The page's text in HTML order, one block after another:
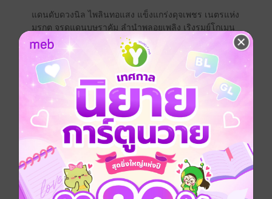
แดนดับดวงนิล ไพลินทอแสง แข็งแกร่งดุจเพชร เนตรแห่ง
มรกต จรดแดนบุษราคัม ลำนำพลอยเพลิง เริงรมย์โกเมน
อัญมณีทั้งเจ็ดใกล้ถูกหลอมรวมเป็นหนึ่งอีกครั้งเพื่อคืนให้แก่
เจ้าของแท้จริง
อาร์วิธฝ่าฟันอุปสรรคในฐานะภาชนะรองรับลูกแก้วเจ็ด
ธาตุและทายาทจันทราเงินมาจนเกือบสุดเส้นทาง
บทสรุปแห่งการเดินทางอันยาวไกลจะจบลงเช่นไร หาก
เมื่อเฟธิเซียหมดสิ้นหน้าที่ธิดาแห่งโชคชะตาและกลับมา
ทาร์ทะรัส เธอจะมีโอกาสได้พบกับอาร์วิธอย่างทีรอหรือ
ไม่...
แฟนตาซี